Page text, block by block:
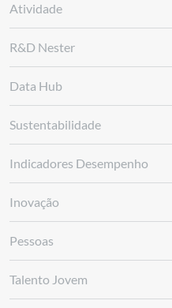
Atividade
R&D Nester
Data Hub
Sustentabilidade
Indicadores Desempenho
Inovação
Pessoas
Talento Jovem